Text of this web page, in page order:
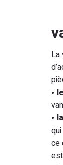
La
ce